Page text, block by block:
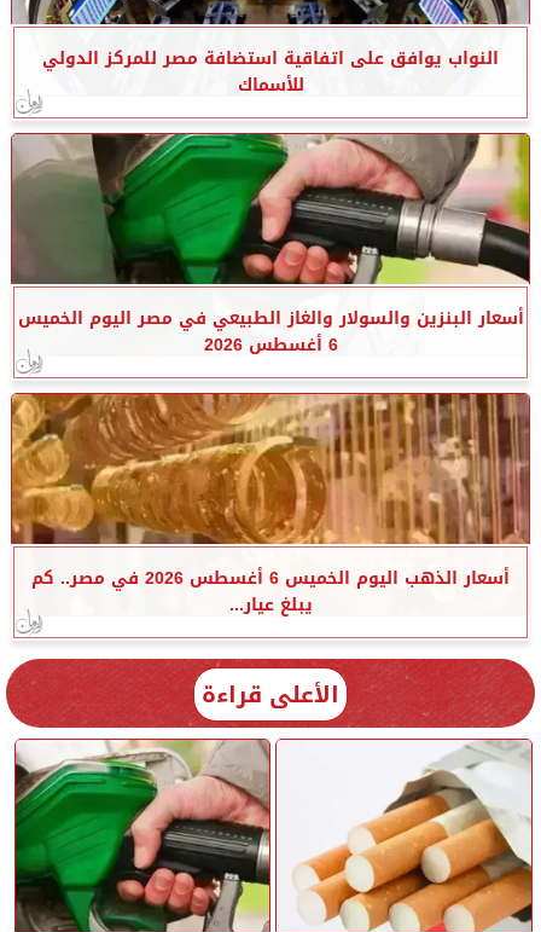
النواب يوافق على اتفاقية استضافة مصر للمركز الدولي
للأسماك
أسعار البنزين والسولار والغاز الطبيعي في مصر اليوم الخميس
6 أغسطس 2026
أسعار الذهب اليوم الخميس 6 أغسطس 2026 في مصر.. كم
يبلغ عيار...
الأعلى قراءة